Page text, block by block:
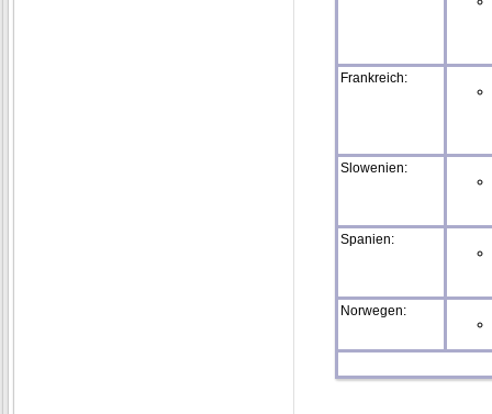
Frankreich:
Slowenien:
Spanien:
Norwegen: